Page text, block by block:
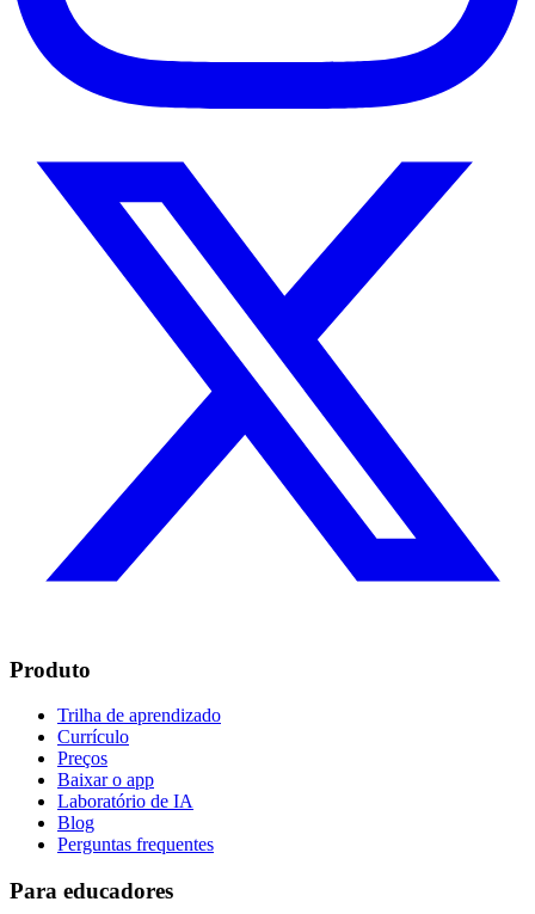
Produto
Trilha de aprendizado
Currículo
Preços
Baixar o app
Laboratório de IA
Blog
Perguntas frequentes
Para educadores